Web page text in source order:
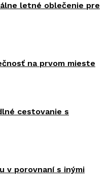
letné oblečenie pre
na prvom mieste
cestovanie s
v porovnaní s inými